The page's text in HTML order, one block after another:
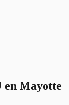
en Mayotte